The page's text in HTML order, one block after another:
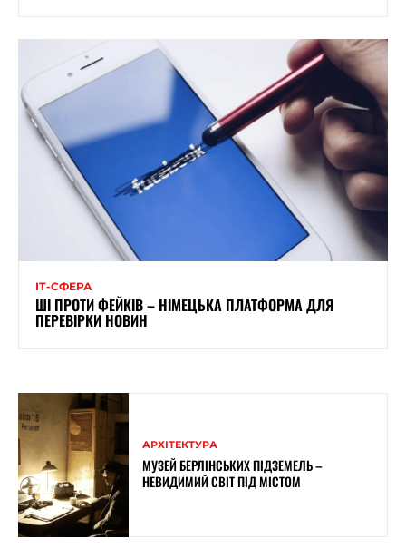
ІТ-СФЕРА
ШІ ПРОТИ ФЕЙКІВ – НІМЕЦЬКА ПЛАТФОРМА ДЛЯ
ПЕРЕВІРКИ НОВИН
АРХІТЕКТУРА
МУЗЕЙ БЕРЛІНСЬКИХ ПІДЗЕМЕЛЬ –
НЕВИДИМИЙ СВІТ ПІД МІСТОМ